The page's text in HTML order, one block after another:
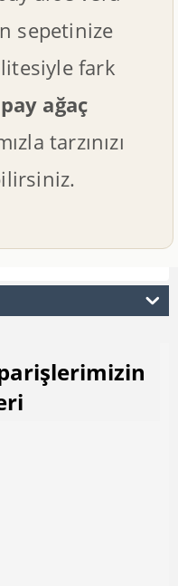
sepetinize
fark
ağaç
tarzınızı